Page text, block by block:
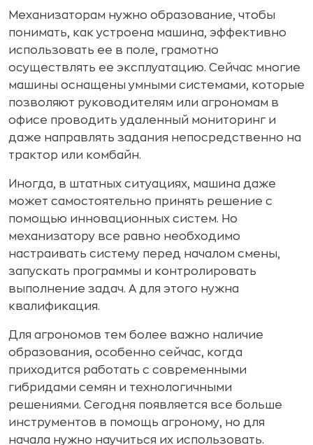
Механизаторам нужно образование, чтобы
понимать, как устроена машина, эффективно
использовать ее в поле, грамотно
осуществлять ее эксплуатацию. Сейчас многие
машины оснащены умными системами, которые
позволяют руководителям или агрономам в
офисе проводить удаленный мониторинг и
даже направлять задания непосредственно на
трактор или комбайн.
Иногда, в штатных ситуациях, машина даже
может самостоятельно принять решение с
помощью инновационных систем. Но
механизатору все равно необходимо
настраивать систему перед началом смены,
запускать программы и контролировать
выполнение задач. А для этого нужна
квалификация.
Для агрономов тем более важно наличие
образования, особенно сейчас, когда
приходится работать с современными
гибридами семян и технологичными
решениями. Сегодня появляется все больше
инструментов в помощь агроному, но для
начала нужно научиться их использовать.